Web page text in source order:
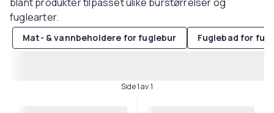
fuglearter.
Mat- & vannbeholdere for fuglebur Fuglebad for
Side 1 av 1